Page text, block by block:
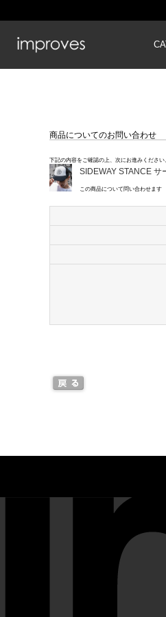
商品についてのお問い合わせ
下記の内容をご確認の上、次にお進みください
SIDEWAY STANCE
この商品について問い合わせます